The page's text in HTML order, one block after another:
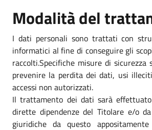
Modalità del
I dati personali sono trattati con
informatici al fine di conseguire gli
raccolti.Specifiche misure di sicurezza
prevenire la perdita dei dati, usi
accessi non autorizzati.
Il trattamento dei dati sarà
dirette dipendenze del Titolare e/o
giuridiche da questo